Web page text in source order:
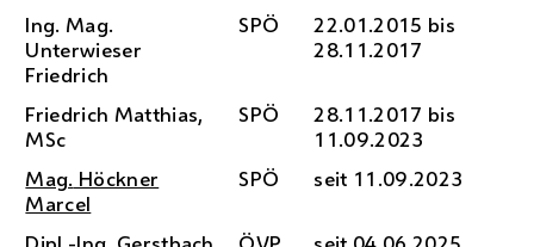
Ing. Mag.
Unterwieser
Friedrich
SPÖ
22.01.2015 bis
28.11.2017
Friedrich Matthias,
MSc
SPÖ
28.11.2017 bis
11.09.2023
Mag. Höckner
Marcel
SPÖ seit 11.09.2023